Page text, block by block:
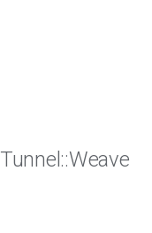
Tunnel ::Weave